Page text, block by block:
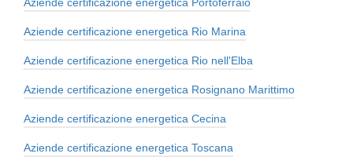
Aziende certificazione energetica Rio Marina
Aziende certificazione energetica Rio nell'Elba
Aziende certificazione energetica Rosignano Marittimo
Aziende certificazione energetica Cecina
Aziende certificazione energetica Toscana